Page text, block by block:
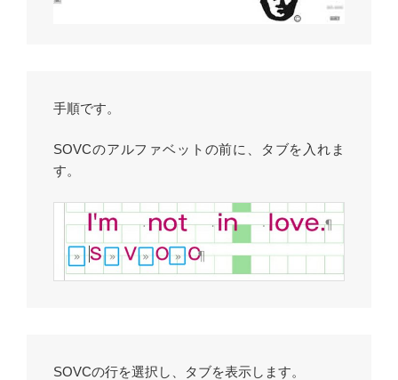
手順です。
SOVCのアルファベットの前に、タブを入れま
す。
SOVCの行を選択し、タブを表示します。